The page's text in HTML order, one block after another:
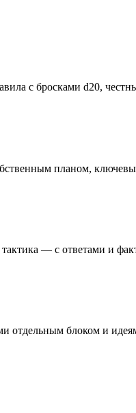
с бросками d20,
планом,
— с ответами и
отдельным блоком и